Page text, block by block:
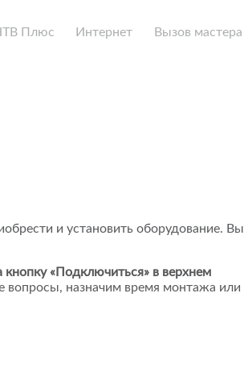
Плюс Интернет Вызов мастера
и установить оборудование. Вы
«Подключиться» в верхнем
вопросы, назначим время монтажа или